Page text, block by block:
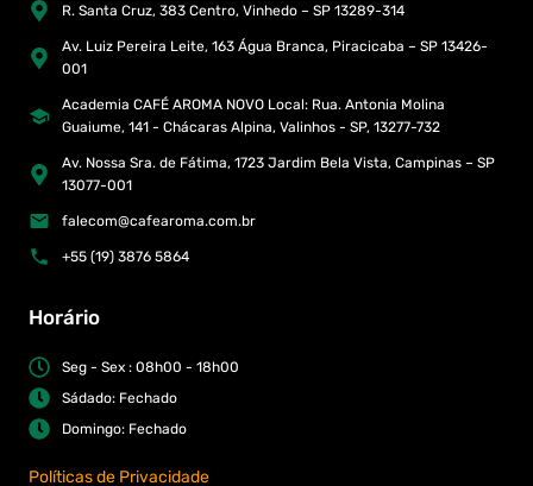
R. Santa Cruz, 383 Centro, Vinhedo – SP 13289-314
Av. Luiz Pereira Leite, 163 Água Branca, Piracicaba – SP 13426-
001
Academia CAFÉ AROMA NOVO Local: Rua. Antonia Molina
Guaiume, 141 - Chácaras Alpina, Valinhos - SP, 13277-732
Av. Nossa Sra. de Fátima, 1723 Jardim Bela Vista, Campinas – SP
13077-001
falecom@cafearoma.com.br
+55 (19) 3876 5864
Horário
Seg - Sex : 08h00 - 18h00
Sádado: Fechado
Domingo: Fechado
Políticas de Privacidade